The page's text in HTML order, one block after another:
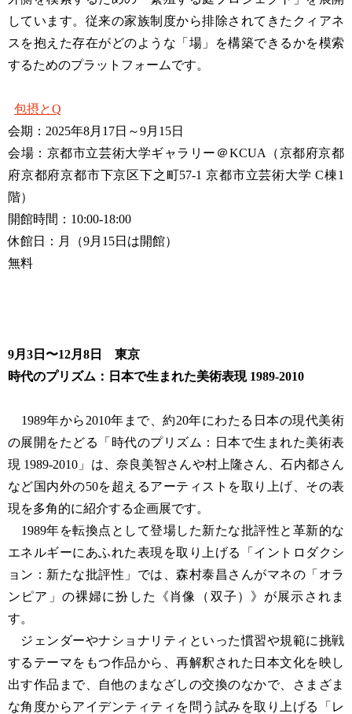
しています。従来の家族制度から排除されてきたクィアネ
スを抱えた存在がどのような「場」を構築できるかを模索
するためのプラットフォームです。
包摂とQ
会期：2025年8月17日～9月15日
会場：京都市立芸術大学ギャラリー＠KCUA（京都府京都
府京都府京都市下京区下之町57-1 京都市立芸術大学 C棟1
階）
開館時間：10:00-18:00
休館日：月（9月15日は開館）
無料
9月3日〜12月8日 東京
時代のプリズム：日本で生まれた美術表現 1989-2010
1989年から2010年まで、約20年にわたる日本の現代美術
の展開をたどる「時代のプリズム：日本で生まれた美術表
現 1989-2010」は、奈良美智さんや村上隆さん、石内都さん
など国内外の50を超えるアーティストを取り上げ、その表
現を多角的に紹介する企画展です。
1989年を転換点として登場した新たな批評性と革新的な
エネルギーにあふれた表現を取り上げる「イントロダクシ
ョン：新たな批評性」では、森村泰昌さんがマネの「オラ
ンピア」の裸婦に扮した《肖像（双子）》が展示されま
す。
ジェンダーやナショナリティといった慣習や規範に挑戦
するテーマをもつ作品から、再解釈された日本文化を映し
出す作品まで、自他のまなざしの交換のなかで、さまざま
な角度からアイデンティティを問う試みを取り上げる「レ